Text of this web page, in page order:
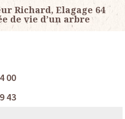
Richard, Elagage 64
de vie d’un arbre
00
43